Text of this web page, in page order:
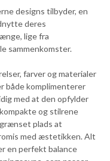
designs tilbyder, en
deres
lige fra
sammenkomster.
farver og materialer
både komplimenterer
med at den opfylder
og stilrene
plads at
med æstetikken. Alt
en perfekt balance